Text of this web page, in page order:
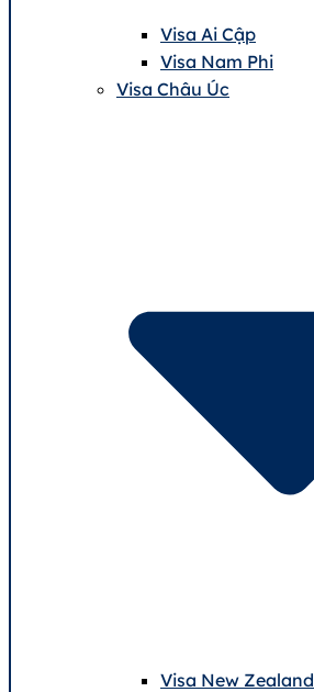
Visa Ai Cập
Visa Nam Phi
Visa Châu Úc
Visa New Zealand